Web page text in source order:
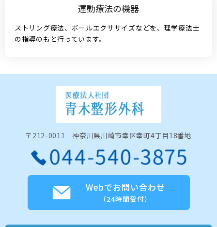
運動療法の機器
ストリング療法、ボールエクササイズなどを、理学療法士
の指導のもと行っています。
〒212-0011 神奈川県川崎市幸区幸町4丁目18番地
Webでお問い合わせ
（24時間受付）